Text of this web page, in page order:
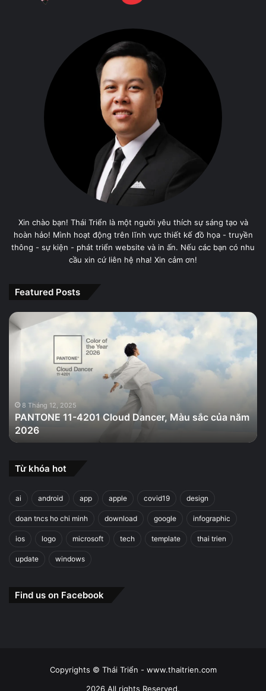
Xin chào bạn! Thái Triển là một người yêu thích sự sáng tạo và
hoàn hảo! Mình hoạt động trên lĩnh vực thiết kế đồ họa - truyền
thông - sự kiện - phát triển website và in ấn. Nếu các bạn có nhu
cầu xin cứ liên hệ nha! Xin cảm ơn!
Featured Posts
PANTONE
11-
Màu
của
năm
2026
8 Tháng 12, 2025
PANTONE 11-4201 Cloud Dancer, Màu sắc của năm
2026
Từ khóa hot
ai android app apple covid19 design
doan tncs ho chi minh download google infographic
ios logo microsoft tech template thai trien
update windows
Find us on Facebook
Copyrights © Thái Triển - www.thaitrien.com
2026 All rights Reserved.